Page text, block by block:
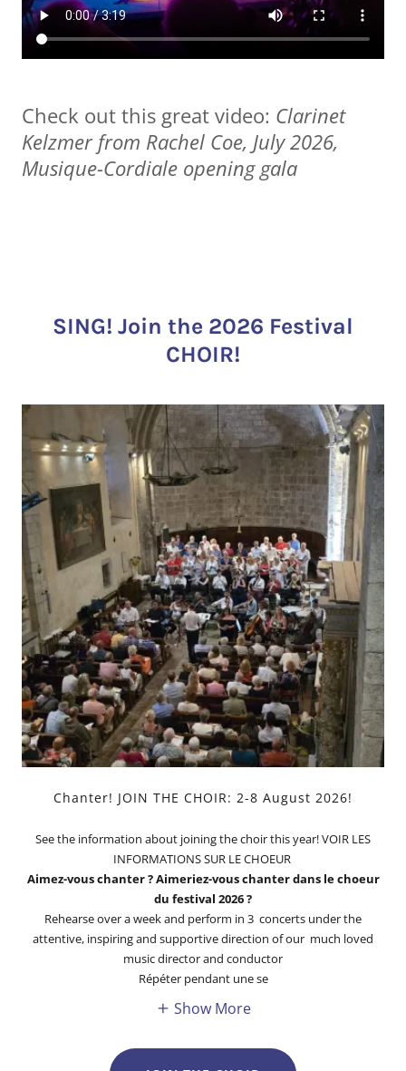
Check out this great video: Clarinet
Kelzmer from Rachel Coe, July 2026,
Musique-Cordiale opening gala
SING! Join the 2026 Festival
CHOIR!
Chanter! JOIN THE CHOIR: 2-8 August 2026!
See the information about joining the choir this year! VOIR LES
INFORMATIONS SUR LE CHOEUR
Aimez-vous chanter ? Aimeriez-vous chanter dans le choeur
du festival 2026 ?
Rehearse over a week and perform in 3 concerts under the
attentive, inspiring and supportive direction of our much loved
music director and conductor
Répéter pendant une se
Show More